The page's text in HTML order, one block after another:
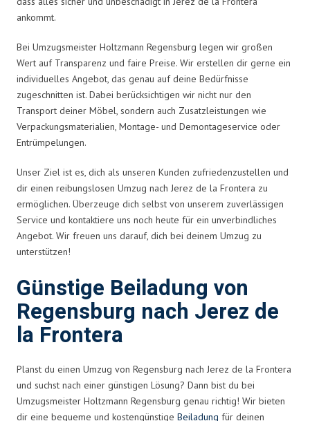
ankommt.
Bei Umzugsmeister Holtzmann Regensburg legen wir großen
Wert auf Transparenz und faire Preise. Wir erstellen dir gerne ein
individuelles Angebot, das genau auf deine Bedürfnisse
zugeschnitten ist. Dabei berücksichtigen wir nicht nur den
Transport deiner Möbel, sondern auch Zusatzleistungen wie
Verpackungsmaterialien, Montage- und Demontageservice oder
Entrümpelungen.
Unser Ziel ist es, dich als unseren Kunden zufriedenzustellen und
dir einen reibungslosen Umzug nach Jerez de la Frontera zu
ermöglichen. Überzeuge dich selbst von unserem zuverlässigen
Service und kontaktiere uns noch heute für ein unverbindliches
Angebot. Wir freuen uns darauf, dich bei deinem Umzug zu
unterstützen!
Günstige Beiladung von
Regensburg nach Jerez de
la Frontera
Planst du einen Umzug von Regensburg nach Jerez de la Frontera
und suchst nach einer günstigen Lösung? Dann bist du bei
Umzugsmeister Holtzmann Regensburg genau richtig! Wir bieten
dir eine bequeme und kostengünstige Beiladung für deinen